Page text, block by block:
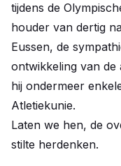
tijdens de
houder van dertig
Eussen, de
ontwikkeling van de
hij ondermeer
Atletiekunie.
Laten we hen, de
stilte herdenken.